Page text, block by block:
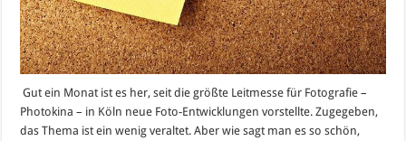
Gut ein Monat ist es her, seit die größte Leitmesse für Fotografie –
Photokina – in Köln neue Foto-Entwicklungen vorstellte. Zugegeben,
das Thema ist ein wenig veraltet. Aber wie sagt man es so schön,